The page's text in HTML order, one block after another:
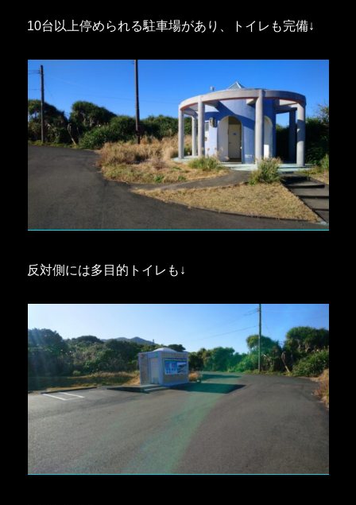
10台以上停められる駐車場があり、トイレも完備↓
反対側には多目的トイレも↓